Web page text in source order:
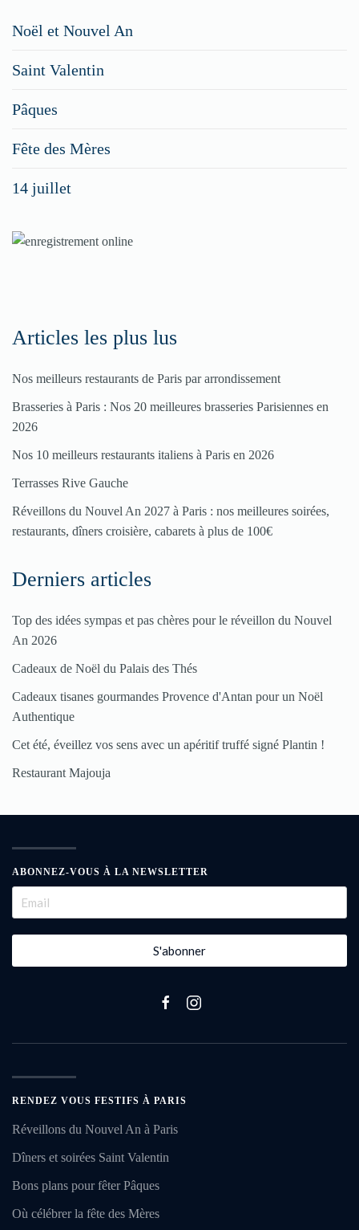
votre
Cliquez
Noël et Nouvel An
Saint Valentin
Pâques
Fête des Mères
14 juillet
Articles les plus lus
Nos meilleurs restaurants de Paris par arrondissement
Brasseries à Paris : Nos 20 meilleures brasseries Parisiennes en
2026
Nos 10 meilleurs restaurants italiens à Paris en 2026
Terrasses Rive Gauche
Réveillons du Nouvel An 2027 à Paris : nos meilleures soirées,
restaurants, dîners croisière, cabarets à plus de 100€
Derniers articles
Top des idées sympas et pas chères pour le réveillon du Nouvel
An 2026
Cadeaux de Noël du Palais des Thés
Cadeaux tisanes gourmandes Provence d'Antan pour un Noël
Authentique
Cet été, éveillez vos sens avec un apéritif truffé signé Plantin !
Restaurant Majouja
ABONNEZ-VOUS À LA NEWSLETTER
S'abonner
RENDEZ VOUS FESTIFS À PARIS
Réveillons du Nouvel An à Paris
Dîners et soirées Saint Valentin
Bons plans pour fêter Pâques
Où célébrer la fête des Mères